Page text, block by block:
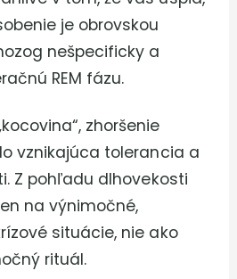
je obrovskou
nešpecificky a
REM fázu.
zhoršenie
vznikajúca tolerancia a
Z pohľadu dlhovekosti
na výnimočné,
situácie, nie ako
rituál.